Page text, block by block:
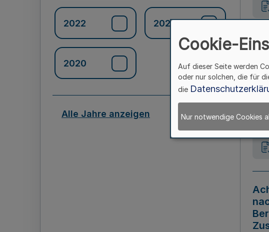
2022 2021
2020
Alle Jahre anzeigen
Cookie-
Auf dieser Seite werden
oder nur solchen, die für
die
Nur notwendige Cookies